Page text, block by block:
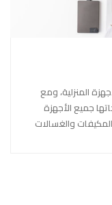
المنزلية، ومع
جميع الأجهزة
والغسالات